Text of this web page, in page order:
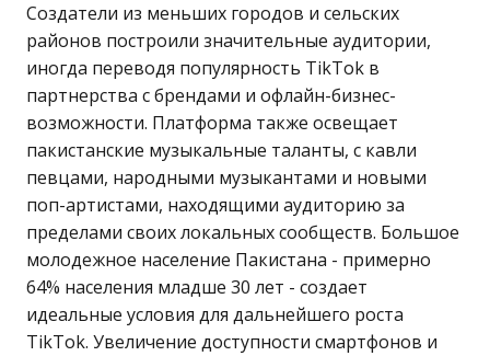
Создатели из меньших городов и сельских
районов построили значительные аудитории,
иногда переводя популярность TikTok в
партнерства с брендами и офлайн-бизнес-
возможности. Платформа также освещает
пакистанские музыкальные таланты, с кавли
певцами, народными музыкантами и новыми
поп-артистами, находящими аудиторию за
пределами своих локальных сообществ. Большое
молодежное население Пакистана - примерно
64% населения младше 30 лет - создает
идеальные условия для дальнейшего роста
TikTok. Увеличение доступности смартфонов и